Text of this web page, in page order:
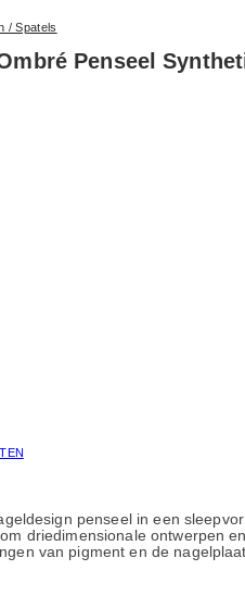
/ Spatels
Penseel
penseel in een
driedimensionale ontwerpen
van pigment en de